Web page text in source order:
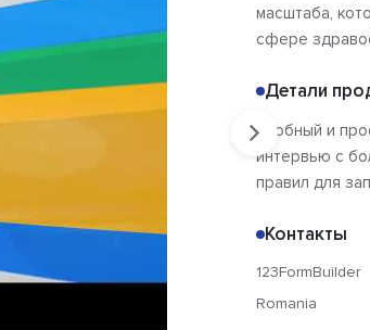
масштаба,
сфере
Детали
Удобный и
интервью с
правил для
Контакты
123FormBuilder
Romania